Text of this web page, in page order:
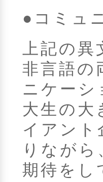
●コミュ
上記の異
非言語の
ニケー
大生の
イアン
りなが
期待をし